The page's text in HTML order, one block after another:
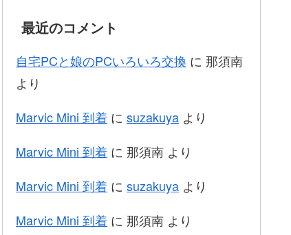
最近のコメント
自宅PCと娘のPCいろいろ交換 に 那須南
より
Marvic Mini 到着 に suzakuya より
Marvic Mini 到着 に 那須南 より
Marvic Mini 到着 に suzakuya より
Marvic Mini 到着 に 那須南 より